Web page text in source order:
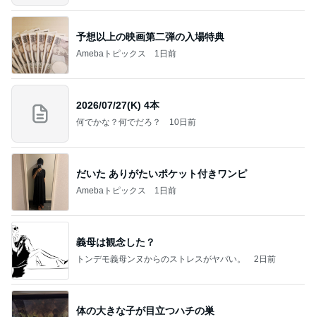
予想以上の映画第二弾の入場特典
Amebaトピックス 1日前
2026/07/27(K) 4本
何でかな？何でだろ？ 10日前
だいた ありがたいポケット付きワンピ
Amebaトピックス 1日前
義母は観念した？
トンデモ義母ンヌからのストレスがヤバい。 2日前
体の大きな子が目立つハチの巣